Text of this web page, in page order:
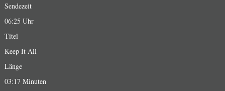
Sendezeit
06:25 Uhr
Titel
Keep It All
Länge
03:17 Minuten